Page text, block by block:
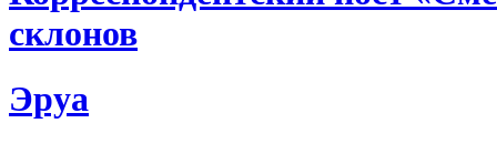
склонов
Эруа